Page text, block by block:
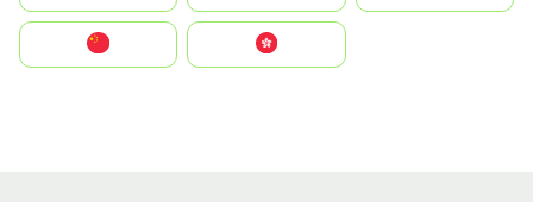
中國香港特別行政區